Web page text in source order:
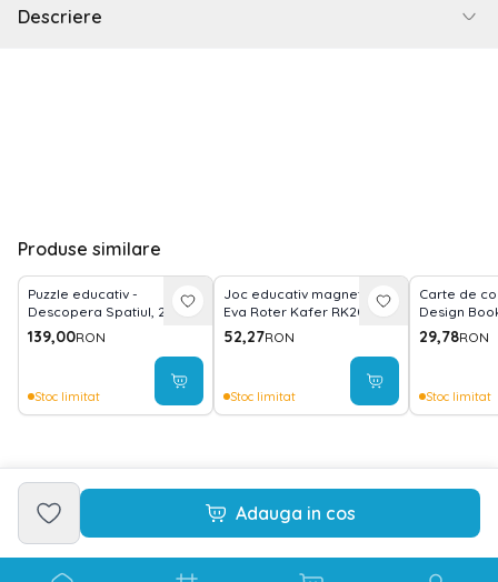
Descriere
Adauga in cos
Produse similare
Puzzle educativ -
Descopera Spatiul, 20
piese, 48x32cm Banana
Panda BP49043
139,00RON
Stoc limitat
Joc educativ magnetic
Eva Roter Kafer RK2010-01
52,27RON
Stoc limitat
Carte de
Design
incluse
29,78RON
Stoc limitat